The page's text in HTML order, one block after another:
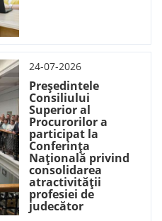
24-07-2026
Președintele
Consiliului
Superior al
Procurorilor a
participat la
Conferința
Națională privind
consolidarea
atractivității
profesiei de
judecător